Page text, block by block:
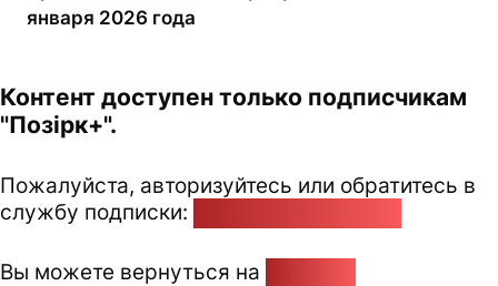
января 2026 года
Контент доступен только подписчикам
"Позірк+".
Пожалуйста, авторизуйтесь или обратитесь в
службу подписки:
Вы можете вернуться на